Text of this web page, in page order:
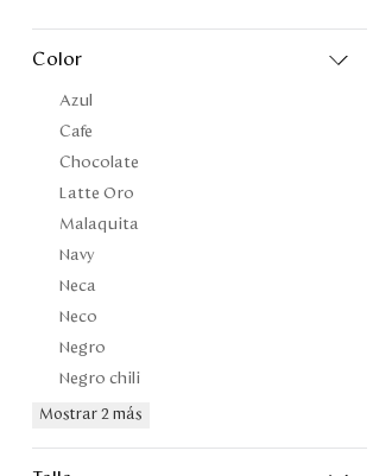
color
Azul
Cafe
Chocolate
Latte Oro
Malaquita
Navy
Neca
Neco
Negro
Negro chili
Mostrar 2 más